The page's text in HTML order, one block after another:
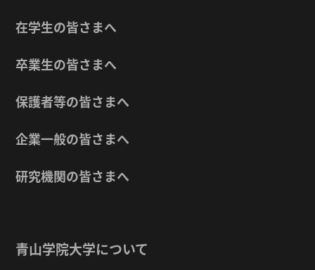
在学生の皆さまへ
卒業生の皆さまへ
保護者等の皆さまへ
企業一般の皆さまへ
研究機関の皆さまへ
青山学院大学について